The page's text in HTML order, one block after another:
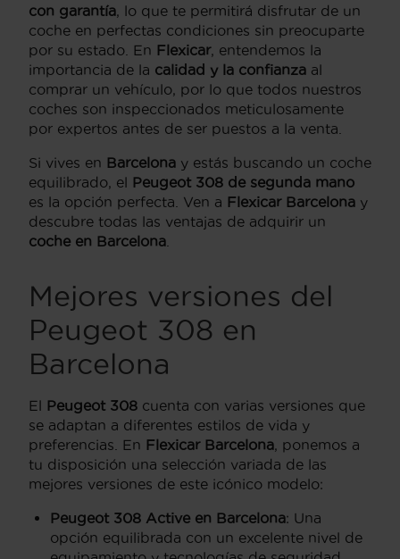
con garantía , lo que te permitirá disfrutar de un
coche en perfectas condiciones sin preocuparte
por su estado. En Flexicar, entendemos la
importancia de la calidad y la confianza al
comprar un vehículo, por lo que todos nuestros
coches son inspeccionados meticulosamente
por expertos antes de ser puestos a la venta.
Si vives en Barcelona y estás buscando un coche
equilibrado, el Peugeot 308 de segunda mano
es la opción perfecta. Ven a Flexicar Barcelona y
descubre todas las ventajas de adquirir un
coche en Barcelona
Mejores versiones del
Peugeot 308 en
Barcelona
El Peugeot 308 cuenta con varias versiones que
se adaptan a diferentes estilos de vida y
preferencias. En Flexicar Barcelona , ponemos a
tu disposición una selección variada de las
mejores versiones de este icónico modelo:
Peugeot 308 Active en Barcelona: Una
opción equilibrada con un excelente nivel de